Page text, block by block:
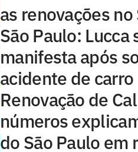
as renovações no
São Paulo: Lucca
manifesta após
acidente de carro
Renovação de
números
do São Paulo em